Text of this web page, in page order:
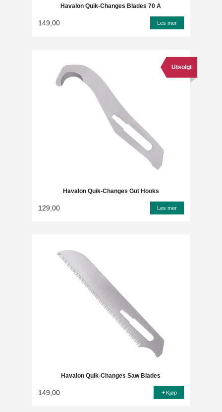
Havalon Quik-Changes Blades 70 A
149,00 Les mer
Havalon Quik-Changes Gut Hooks
Utsolgt
129,00 Les mer
Havalon Quik-Changes Saw Blades
149,00 Kjøp